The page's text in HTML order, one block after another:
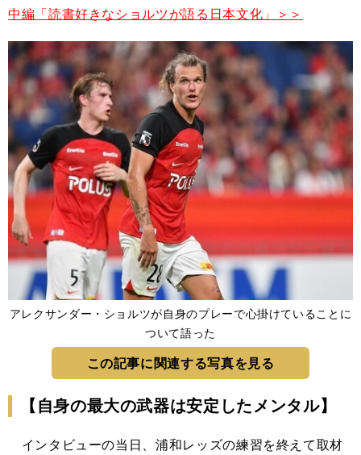
中編「読書好きなショルツが語る日本文化」＞＞
アレクサンダー・ショルツが自身のプレーで心掛けていることに
ついて語った
この記事に関連する写真を見る
【自身の最大の武器は安定したメンタル】
インタビューの当日、浦和レッズの練習を終えて取材